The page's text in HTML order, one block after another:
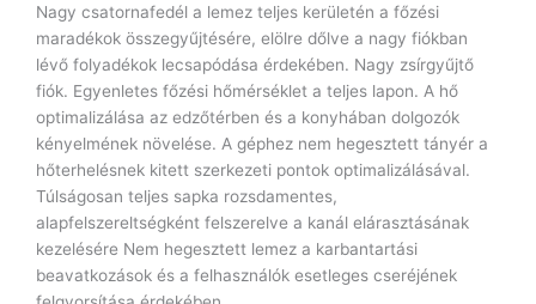
Nagy csatornafedél a lemez teljes kerületén a főzési
maradékok összegyűjtésére, elölre dőlve a nagy fiókban
lévő folyadékok lecsapódása érdekében. Nagy zsírgyűjtő
fiók. Egyenletes főzési hőmérséklet a teljes lapon. A hő
optimalizálása az edzőtérben és a konyhában dolgozók
kényelmének növelése. A géphez nem hegesztett tányér a
hőterhelésnek kitett szerkezeti pontok optimalizálásával.
Túlságosan teljes sapka rozsdamentes,
alapfelszereltségként felszerelve a kanál elárasztásának
kezelésére Nem hegesztett lemez a karbantartási
beavatkozások és a felhasználók esetleges cseréjének